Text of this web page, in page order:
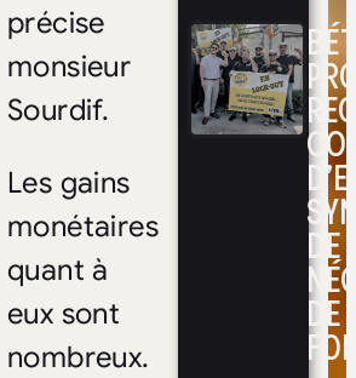
DE
DE
FOI
précise
monsieur
Sourdif.
Les gains
monétaires
quant à
eux sont
nombreux.